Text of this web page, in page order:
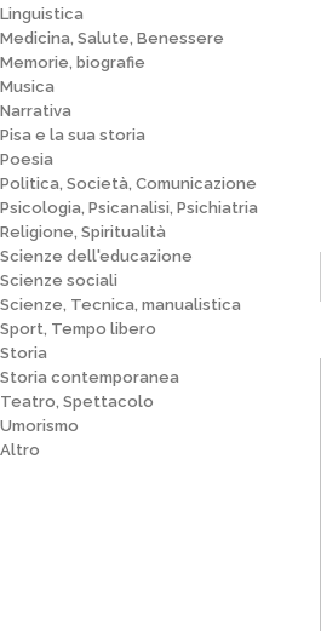
Linguistica
Medicina, Salute, Benessere
Memorie, biografie
Musica
Narrativa
Pisa e la sua storia
Poesia
Politica, Società, Comunicazione
Psicologia, Psicanalisi, Psichiatria
Religione, Spiritualità
Scienze dell'educazione
Scienze sociali
Scienze, Tecnica, manualistica
Sport, Tempo libero
Storia
Storia contemporanea
Teatro, Spettacolo
Umorismo
Altro